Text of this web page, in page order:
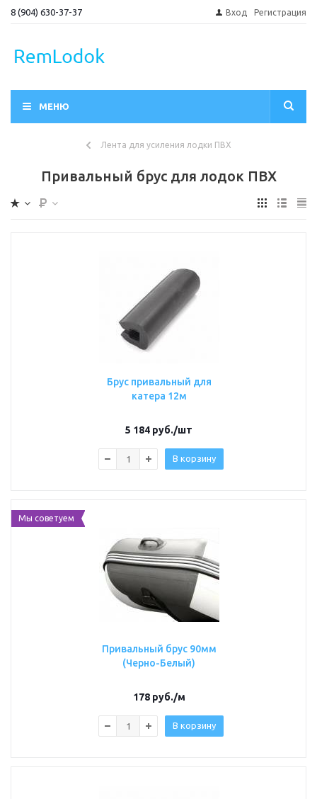
8 (904) 630-37-37 Вход Регистрация
МЕНЮ
Лента для усиления лодки ПВХ
Привальный брус для лодок ПВХ
Брус привальный для
катера 12м
5 184 руб./шт
В корзину
Мы советуем
Привальный брус 90мм
(Черно-Белый)
178руб./м
В корзину